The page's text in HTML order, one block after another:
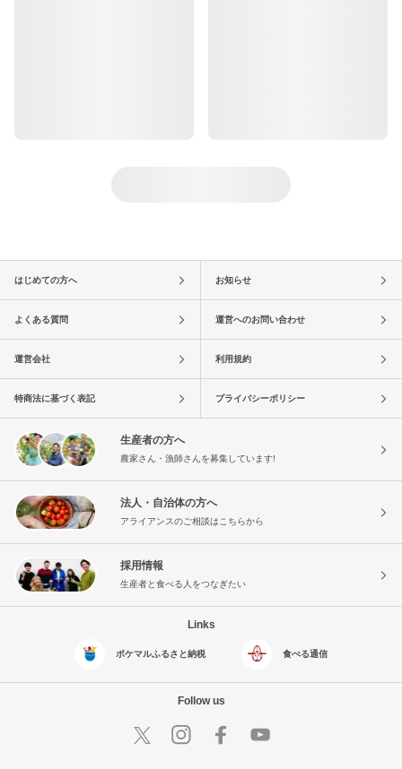
はじめての方へ お知らせ
よくある質問 運営へのお問い合わせ
運営会社 利用規約
特商法に基づく表記 プライバシーポリシー
生産者の方へ
農家さん・漁師さんを募集しています!
法人・自治体の方へ
アライアンスのご相談はこちらから
採用情報
生産者と食べる人をつなぎたい
Links
ポケマルふるさと納税 食べる通信
Follow us